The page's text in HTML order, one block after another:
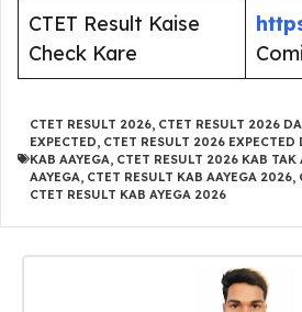
CTET Result Kaise
Check Kare
CTET RESULT 2026 CTET RESULT 2026
EXPECTED CTET RESULT 2026 EXPECTED
KAB AAYEGA CTET RESULT 2026 KAB TAK
AAYEGA CTET RESULT KAB AAYEGA 2026
CTET RESULT KAB AYEGA 2026